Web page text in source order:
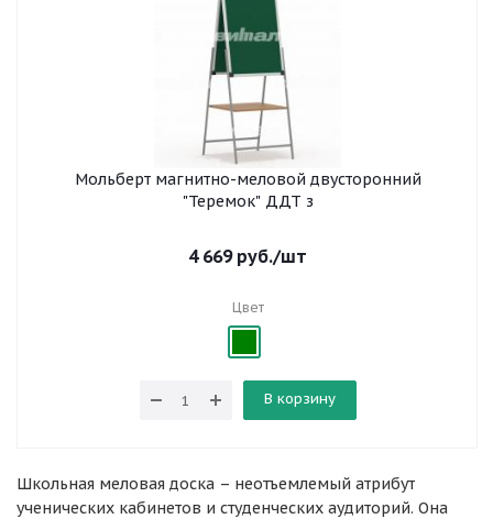
Мольберт магнитно-меловой двусторонний
"Теремок" ДДТ з
4 669руб./шт
Цвет
В корзину
Школьная меловая доска – неотъемлемый атрибут
ученических кабинетов и студенческих аудиторий. Она